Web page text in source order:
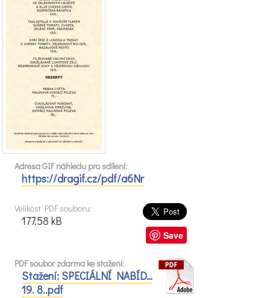
Adresa GIF náhledu pro sdílení:
https://dragif.cz/pdf/a6Nr
Save
Velikost PDF souboru:
177.58 kB
PDF soubor zdarma ke stažení:
Stažení: SPECIÁLNÍ NABÍD…
19. 8..pdf